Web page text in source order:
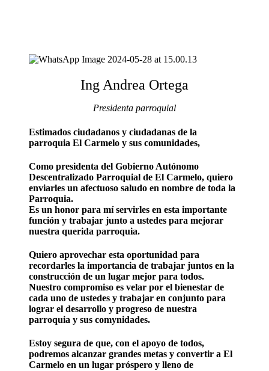
Ing Andrea Ortega
Presidenta parroquial
Estimados ciudadanos y ciudadanas de la
parroquia El Carmelo y sus comunidades,
Como presidenta del Gobierno Autónomo
Descentralizado Parroquial de El Carmelo, quiero
enviarles un afectuoso saludo en nombre de toda la
Parroquia.
Es un honor para mí servirles en esta importante
función y trabajar junto a ustedes para mejorar
nuestra querida parroquia.
Quiero aprovechar esta oportunidad para
recordarles la importancia de trabajar juntos en la
construcción de un lugar mejor para todos.
Nuestro compromiso es velar por el bienestar de
cada uno de ustedes y trabajar en conjunto para
lograr el desarrollo y progreso de nuestra
parroquia y sus comynidades.
Estoy segura de que, con el apoyo de todos,
podremos alcanzar grandes metas y convertir a El
Carmelo en un lugar próspero y lleno de